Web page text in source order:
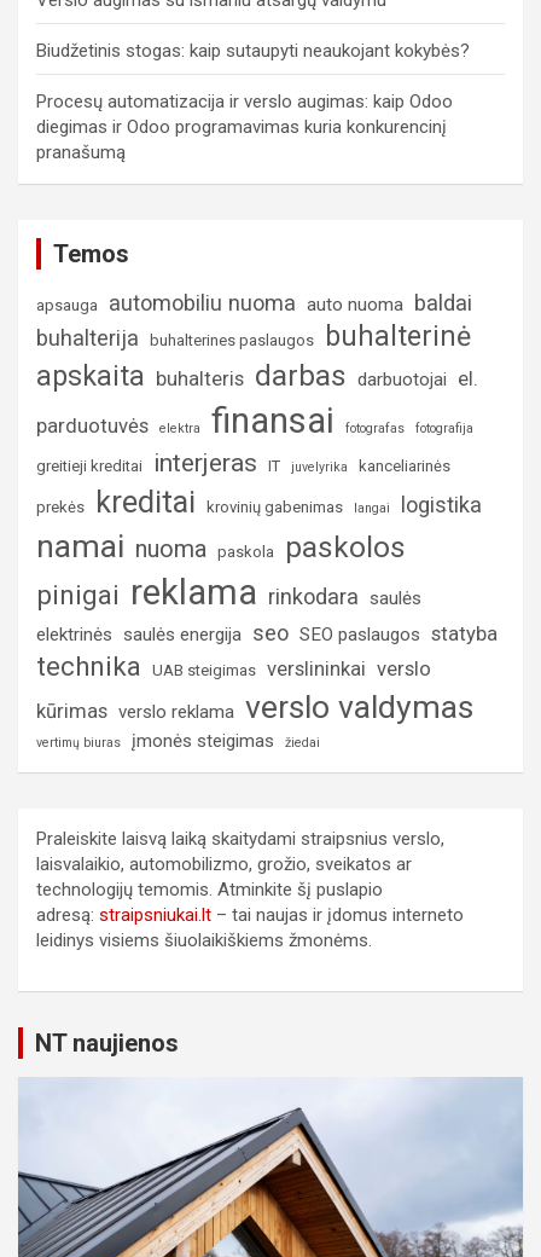
Biudžetinis stogas: kaip sutaupyti neaukojant kokybės?
Procesų automatizacija ir verslo augimas: kaip Odoo
diegimas ir Odoo programavimas kuria konkurencinį
pranašumą
Temos
apsauga automobiliu nuoma auto nuoma
baldai
buhalterija
buhalterines paslaugos
buhalterinė
apskaita buhalteris darbas darbuotojai el.
parduotuvės elektra finansai fotografas fotografija
greitieji kreditai interjeras IT juvelyrika kanceliarinės
prekės kreditai krovinių gabenimas langai logistika
namai nuoma paskola paskolos
pinigai reklama rinkodara
saulės
elektrinės
saulės energija seo SEO paslaugos statyba
technika UAB steigimas verslininkai verslo
kūrimas verslo reklama verslo valdymas
vertimų biuras įmonės steigimas žiedai
Praleiskite laisvą laiką skaitydami straipsnius verslo,
laisvalaikio, automobilizmo, grožio, sveikatos ar
technologijų temomis. Atminkite šį puslapio
adresą: straipsniukai.lt – tai naujas ir įdomus interneto
leidinys visiems šiuolaikiškiems žmonėms.
NT naujienos